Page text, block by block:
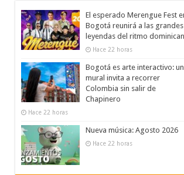
El esperado Merengue Fest
Bogotá reunirá a las grandes
leyendas del ritmo
Hace 22 horas
Bogotá es arte interactivo: un
mural invita a recorrer
Colombia sin salir de
Chapinero
Hace 22 horas
Nueva música: Agosto 2026
Hace 22 horas